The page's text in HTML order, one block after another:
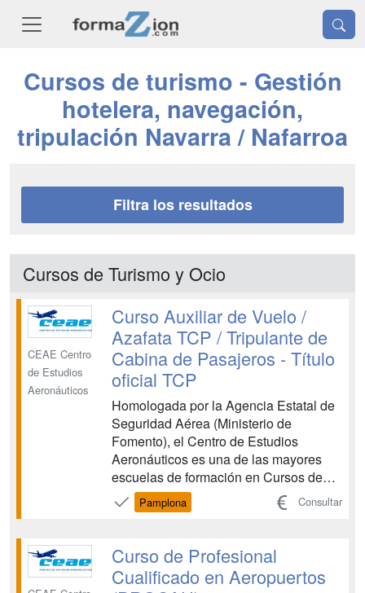
Cursos de turismo - Gestión
hotelera, navegación,
tripulación Navarra / Nafarroa
Filtra los resultados
Cursos de Turismo y Ocio
CEAE Centro
de Estudios
Aeronáuticos
Curso Auxiliar de Vuelo /
Azafata TCP / Tripulante de
Cabina de Pasajeros - Título
oficial TCP
Homologada por la Agencia Estatal de
Seguridad Aérea (Ministerio de
Fomento), el Centro de Estudios
Aeronáuticos es una de las mayores
escuelas de formación en Cursos de
Tripulante de Cabina de Pasajeros y
Cursos de Técnicos de Operaciones
de prestigio que colabora con las
principales compañías aéreas en la
forma...
Pamplona Consultar
Curso de Profesional
Cualificado en Aeropuertos